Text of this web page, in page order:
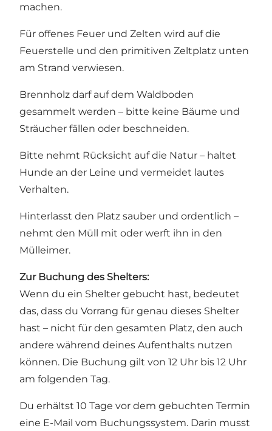
machen.
Für offenes Feuer und Zelten wird auf die
Feuerstelle und den primitiven Zeltplatz unten
am Strand verwiesen.
Brennholz darf auf dem Waldboden
gesammelt werden – bitte keine Bäume und
Sträucher fällen oder beschneiden.
Bitte nehmt Rücksicht auf die Natur – haltet
Hunde an der Leine und vermeidet lautes
Verhalten.
Hinterlasst den Platz sauber und ordentlich –
nehmt den Müll mit oder werft ihn in den
Mülleimer.
Zur Buchung des Shelters:
Wenn du ein Shelter gebucht hast, bedeutet
das, dass du Vorrang für genau dieses Shelter
hast – nicht für den gesamten Platz, den auch
andere während deines Aufenthalts nutzen
können. Die Buchung gilt von 12 Uhr bis 12 Uhr
am folgenden Tag.
Du erhältst 10 Tage vor dem gebuchten Termin
eine E-Mail vom Buchungssystem. Darin musst